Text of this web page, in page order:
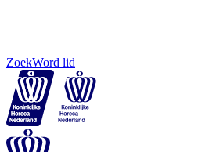
ZoekWord lid